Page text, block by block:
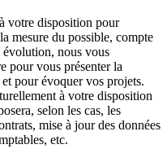
votre disposition pour
mesure du possible, compte
évolution, nous vous
pour vous présenter la
pour évoquer vos projets.
à votre disposition
selon les cas, les
mise à jour des données
etc.